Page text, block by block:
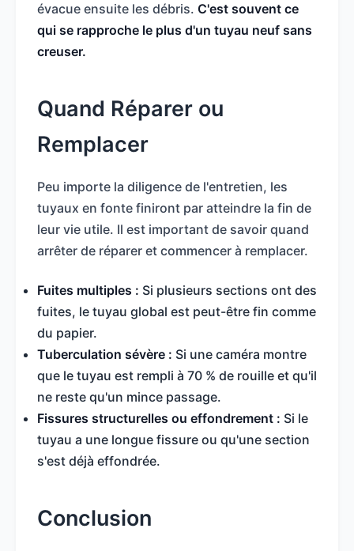
évacue ensuite les débris. C'est souvent ce
qui se rapproche le plus d'un tuyau neuf sans
creuser.
Quand Réparer ou
Remplacer
Peu importe la diligence de l'entretien, les
tuyaux en fonte finiront par atteindre la fin de
leur vie utile. Il est important de savoir quand
arrêter de réparer et commencer à remplacer.
Fuites multiples : Si plusieurs sections ont des
fuites, le tuyau global est peut-être fin comme
du papier.
Tuberculation sévère : Si une caméra montre
que le tuyau est rempli à 70 % de rouille et qu'il
ne reste qu'un mince passage.
Fissures structurelles ou effondrement : Si le
tuyau a une longue fissure ou qu'une section
s'est déjà effondrée.
Conclusion